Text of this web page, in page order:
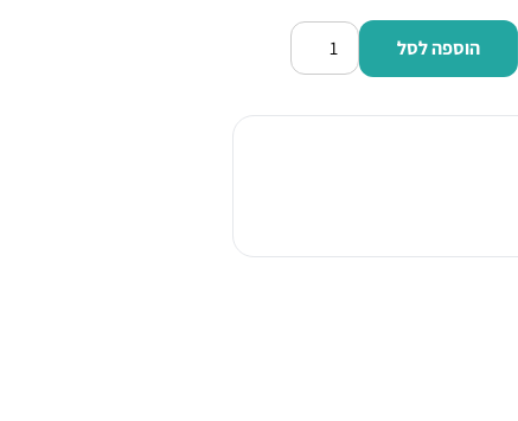
הוספה לסל
כמות
לופרה